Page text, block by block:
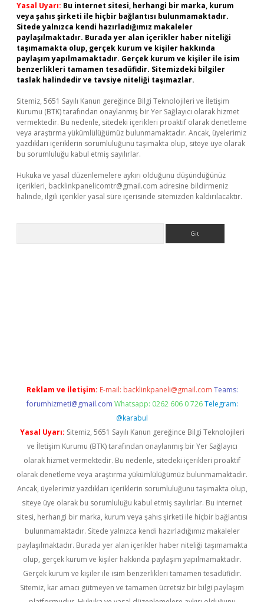
Yasal Uyarı: Bu internet sitesi, herhangi bir marka, kurum
veya şahıs şirketi ile hiçbir bağlantısı bulunmamaktadır.
Sitede yalnızca kendi hazırladığımız makaleler
paylaşılmaktadır. Burada yer alan içerikler haber niteliği
taşımamakta olup, gerçek kurum ve kişiler hakkında
paylaşım yapılmamaktadır. Gerçek kurum ve kişiler ile isim
benzerlikleri tamamen tesadüfidir. Sitemizdeki bilgiler
taslak halindedir ve tavsiye niteliği taşımazlar.
Sitemiz, 5651 Sayılı Kanun gereğince Bilgi Teknolojileri ve İletişim
Kurumu (BTK) tarafından onaylanmış bir Yer Sağlayıcı olarak hizmet
vermektedir. Bu nedenle, sitedeki içerikleri proaktif olarak denetleme
veya araştırma yükümlülüğümüz bulunmamaktadır. Ancak, üyelerimiz
yazdıkları içeriklerin sorumluluğunu taşımakta olup, siteye üye olarak
bu sorumluluğu kabul etmiş sayılırlar.
Hukuka ve yasal düzenlemelere aykırı olduğunu düşündüğünüz
içerikleri, backlinkpanelicomtr@gmail.com adresine bildirmeniz
halinde, ilgili içerikler yasal süre içerisinde sitemizden kaldırılacaktır.
Reklam ve İletişim: E-mail: backlinkpaneli@gmail.com Teams:
forumhizmeti@gmail.com Whatsapp: 0262 606 0 726 Telegram:
@karabul
Yasal Uyarı: Sitemiz, 5651 Sayılı Kanun gereğince Bilgi Teknolojileri
ve İletişim Kurumu (BTK) tarafından onaylanmış bir Yer Sağlayıcı
olarak hizmet vermektedir. Bu nedenle, sitedeki içerikleri proaktif
olarak denetleme veya araştırma yükümlülüğümüz bulunmamaktadır.
Ancak, üyelerimiz yazdıkları içeriklerin sorumluluğunu taşımakta olup,
siteye üye olarak bu sorumluluğu kabul etmiş sayılırlar. Bu internet
sitesi, herhangi bir marka, kurum veya şahıs şirketi ile hiçbir bağlantısı
bulunmamaktadır. Sitede yalnızca kendi hazırladığımız makaleler
paylaşılmaktadır. Burada yer alan içerikler haber niteliği taşımamakta
olup, gerçek kurum ve kişiler hakkında paylaşım yapılmamaktadır.
Gerçek kurum ve kişiler ile isim benzerlikleri tamamen tesadüfidir.
Sitemiz, kar amacı gütmeyen ve tamamen ücretsiz bir bilgi paylaşım